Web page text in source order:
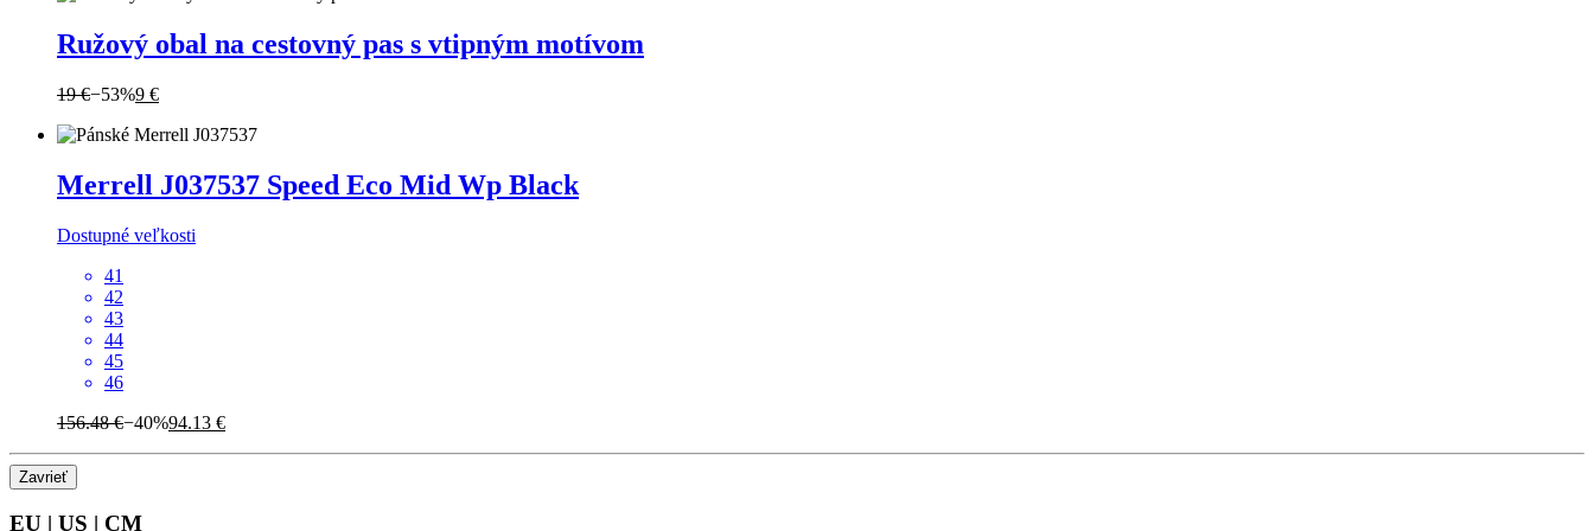
Ružový obal na cestovný pas s vtipným motívom
19 €−53%9 €
Merrell J037537 Speed Eco Mid Wp Black
Dostupné veľkosti
41
42
43
44
45
46
156.48 €−40%94.13 €
Zavrieť
EU | US | CM